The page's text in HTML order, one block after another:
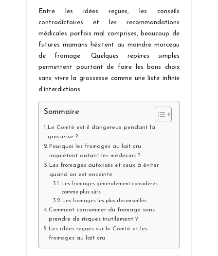
Entre les idées reçues, les conseils
contradictoires et les recommandations
médicales parfois mal comprises, beaucoup de
futures mamans hésitent au moindre morceau
de fromage. Quelques repères simples
permettent pourtant de faire les bons choix
sans vivre la grossesse comme une liste infinie
d’interdictions.
Sommaire
Le Comté est il dangereux pendant la
grossesse ?
Pourquoi les fromages au lait cru
inquiètent autant les médecins ?
Les fromages autorisés et ceux à éviter
quand on est enceinte
Les fromages généralement considérés
comme plus sûrs
Les fromages les plus déconseillés
Comment consommer du fromage sans
prendre de risques inutilement ?
Les idées reçues sur le Comté et les
fromages au lait cru